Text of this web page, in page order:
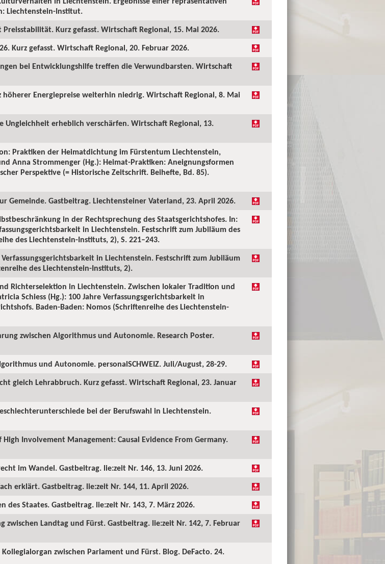
Liechtenstein-Institut.
Kurz gefasst. Wirtschaft Regional, 15. Mai 2026.
Kurz gefasst. Wirtschaft Regional, 20. Februar 2026.
bei Entwicklungshilfe treffen die Verwundbarsten. Wirtschaft
Energiepreise weiterhin niedrig. Wirtschaft Regional, 8. Mai
erheblich verschärfen. Wirtschaft Regional, 13.
Praktiken der Heimatdichtung im Fürstentum Liechtenstein,
Anna Strommenger (Hg.): Heimat-Praktiken: Aneignungsformen
Perspektive (= Historische Zeitschrift. Beihefte, Bd. 85).
Gemeinde. Gastbeitrag. Liechtensteiner Vaterland, 23. April 2026.
in der Rechtsprechung des Staatsgerichtshofes. In:
in Liechtenstein. Festschrift zum Jubiläum des
des Liechtenstein-Instituts, 2), S. 221–243.
in Liechtenstein. Festschrift zum Jubiläum
des Liechtenstein-Instituts, 2).
Richterselektion in Liechtenstein. Zwischen lokaler Tradition und
Schiess (Hg.): 100 Jahre Verfassungsgerichtsbarkeit in
Baden-Baden: Nomos (Schriftenreihe des Liechtenstein-
zwischen Algorithmus und Autonomie. Research Poster.
und Autonomie. personalSCHWEIZ. Juli/August, 28-29.
gleich Lehrabbruch. Kurz gefasst. Wirtschaft Regional, 23. Januar
bei der Berufswahl in Liechtenstein.
Involvement Management: Causal Evidence From Germany.
im Wandel. Gastbeitrag. lie:zeit Nr. 146, 13. Juni 2026.
erklärt. Gastbeitrag. lie:zeit Nr. 144, 11. April 2026.
Staates. Gastbeitrag. lie:zeit Nr. 143, 7. März 2026.
zwischen Landtag und Fürst. Gastbeitrag. lie:zeit Nr. 142, 7. Februar
zwischen Parlament und Fürst. Blog. DeFacto. 24.